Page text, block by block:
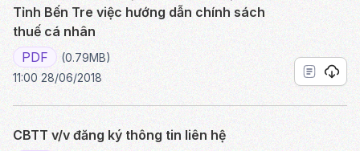
Tỉnh Bến Tre việc hướng dẫn chính sách
thuế cá nhân
PDF
(0.79MB)
11:00 28/06/2018
CBTT v/v đăng ký thông tin liên hệ